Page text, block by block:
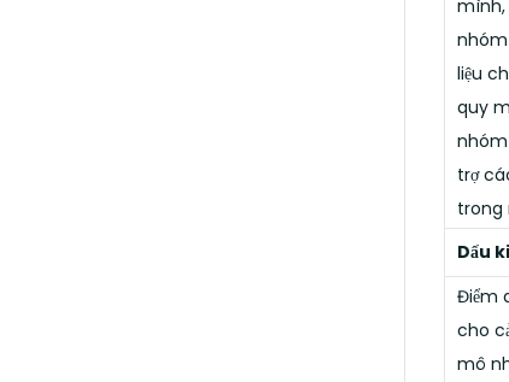
mình,
nhóm
liệu
quy
trợ
trong
Dấu
Điểm
cho
mô